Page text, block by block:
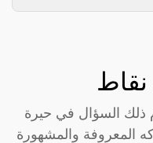
نقاط
ذلك السؤال في حيرة
المعروفة والمشهورة